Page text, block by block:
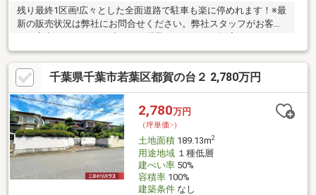
残り最終1区画!広々とした全面道路で駐車も楽に停めれます！※最
新の販売状況は弊社にお問合せください。弊社スタッフがお客様
きます!千葉の物件は千葉東建設にお任せ下さい♪皆様のお問合せ
お待ちしております！
千葉県千葉市若葉区都賀の台２ 2,780万円
2,780万円
（坪単価:-）
土地面積189.13m2
用途地域１種低層
建ぺい率50%
容積率100%
建築条件なし